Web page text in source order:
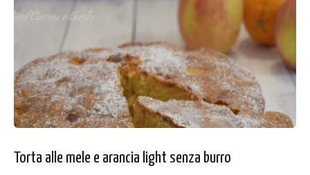
Torta alle mele e arancia light senza burro